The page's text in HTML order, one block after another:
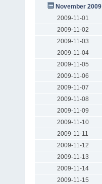
November 2009
2009-11-01
2009-11-02
2009-11-03
2009-11-04
2009-11-05
2009-11-06
2009-11-07
2009-11-08
2009-11-09
2009-11-10
2009-11-11
2009-11-12
2009-11-13
2009-11-14
2009-11-15